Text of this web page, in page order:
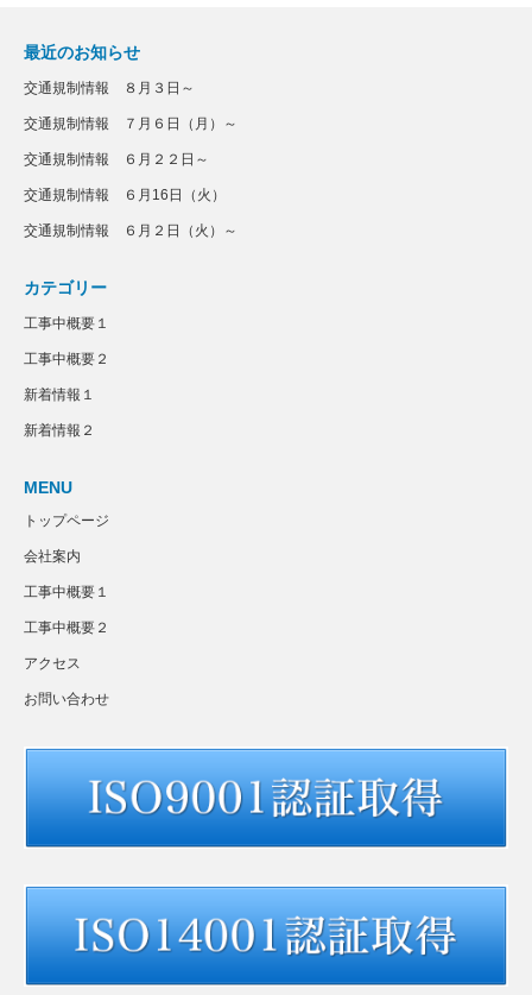
最近のお知らせ
交通規制情報 ８月３日～
交通規制情報 ７月６日（月）～
交通規制情報 ６月２２日～
交通規制情報 ６月16日（火）
交通規制情報 ６月２日（火）～
カテゴリー
工事中概要１
工事中概要２
新着情報１
新着情報２
MENU
トップページ
会社案内
工事中概要１
工事中概要２
アクセス
お問い合わせ